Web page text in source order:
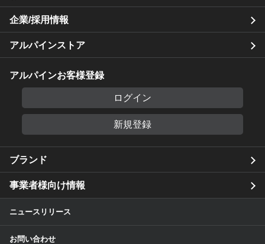
企業/採用情報
アルパインストア
アルパインお客様登録
ログイン
新規登録
ブランド
事業者様向け情報
ニュースリリース
お問い合わせ